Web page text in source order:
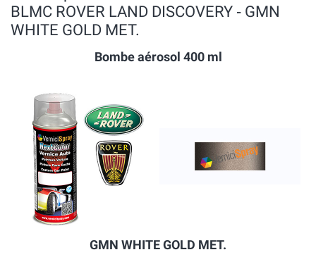
BLMC ROVER LAND DISCOVERY ‐ GMN
WHITE GOLD MET.
Bombe aérosol 400 ml
GMN WHITE GOLD MET.